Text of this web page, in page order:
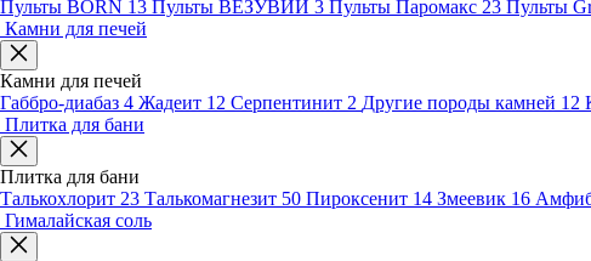
Пульты BORN 13 Пульты ВЕЗУВИЙ 3 Пульты Паромакс 23 Пульты
Камни для печей
Камни для печей
Габбро-диабаз 4 Жадеит 12 Серпентинит 2 Другие породы камней 12
Плитка для бани
Плитка для бани
Талькохлорит 23 Талькомагнезит 50 Пироксенит 14 Змеевик 16
Гималайская соль